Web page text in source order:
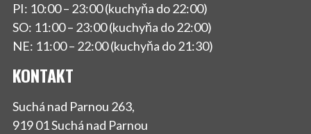
PI: 10:00 – 23:00 (kuchyňa do 22:00)
SO: 11:00 – 23:00 (kuchyňa do 22:00)
NE: 11:00 – 22:00 (kuchyňa do 21:30)
KONTAKT
Suchá nad Parnou 263,
919 01 Suchá nad Parnou